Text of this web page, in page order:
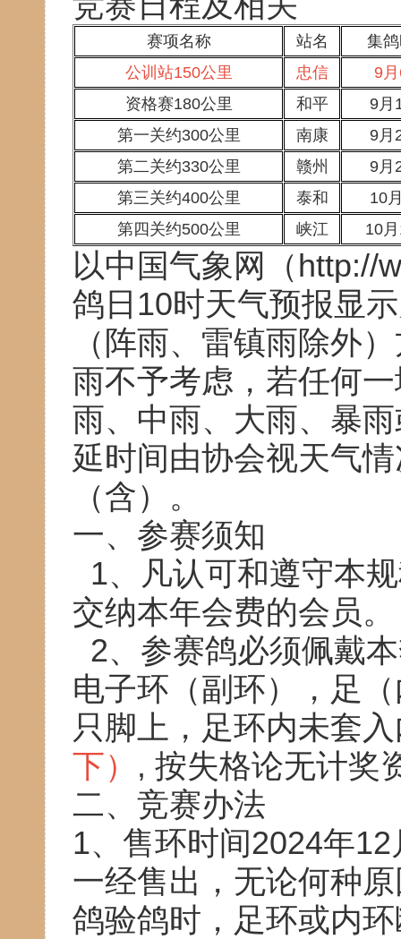
赛项名称 站名
集
公训站150公里
忠信
9
资格赛180公里
和平
9月
第一关约300公里
南康
9月
第二关约330公里
赣州
9月
第三关约400公里
泰和
10
第四关约500公里
峡江 10
以中国气象网（http://
鸽日10时天气预报显
（阵雨、雷镇雨除外
雨不予考虑，若任何
雨、中雨、大雨、暴
延时间由协会视天气
（含）。
一、参赛须知
1、凡认可和遵守本
交纳本年会费的会员。
2、参赛鸽必须佩戴
电子环（副环），足
只脚上，足环内未套
下） , 按失格论无计奖
二、竞赛办法
1、售环时间2024年
一经售出，无论何种
鸽验鸽时，足环或内